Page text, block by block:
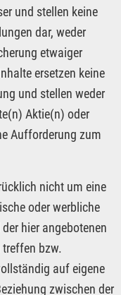
und stellen keine
dar, weder
etwaiger
ersetzen keine
und stellen weder
Aktie(n) oder
Aufforderung zum
nicht um eine
oder werbliche
hier angebotenen
bzw.
auf eigene
zwischen der